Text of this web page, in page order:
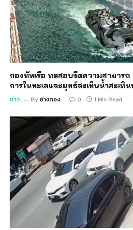
กองทัพเรือ ทดสอบขีดความสามารถ
การในทะเลและยุทธ์สะเทินน้ำสะเทิ
ข่าว By อ่างทอง 0 1 Min Read